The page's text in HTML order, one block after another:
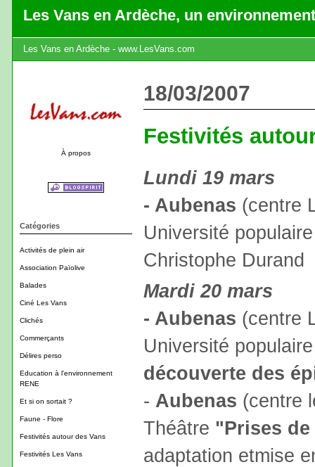
Les Vans en Ardèche, un
Les Vans en Ardèche - www.LesVans.com
À propos
Catégories
Activités de plein air
Association Païolive
Balades
Ciné Les Vans
Clichés
Commerçants
Délires perso
Education à l'environnement
RENE
Et si on sortait ?
Faune - Flore
Festivités autour des Vans
Festivités Les Vans
18/03/2007
Festivités
Lundi 19 mars
- Aubenas (centre
Université
Christophe Durand
Mardi 20 mars
- Aubenas (centre
Université
découverte des
- Aubenas (centre
Théâtre "Prises
adaptation etmise